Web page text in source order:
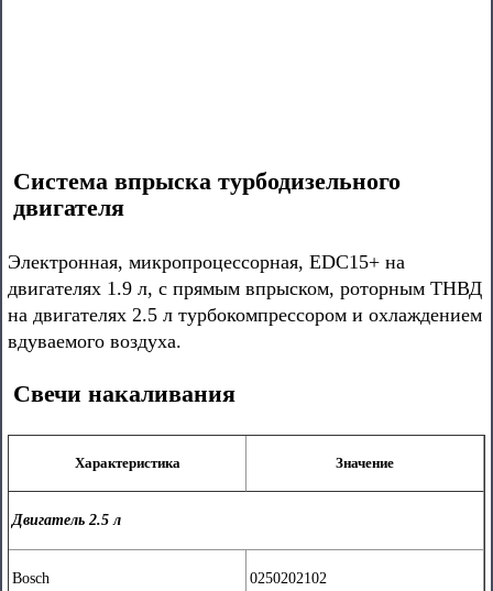
Система впрыска турбодизельного
двигателя
Электронная, микропроцессорная, EDC15+ на
двигателях 1.9 л, с прямым впрыском, роторным ТНВД
на двигателях 2.5 л турбокомпрессором и охлаждением
вдуваемого воздуха.
Свечи накаливания
Характеристика Значение
Двигатель 2.5 л
Bosch 0250202102